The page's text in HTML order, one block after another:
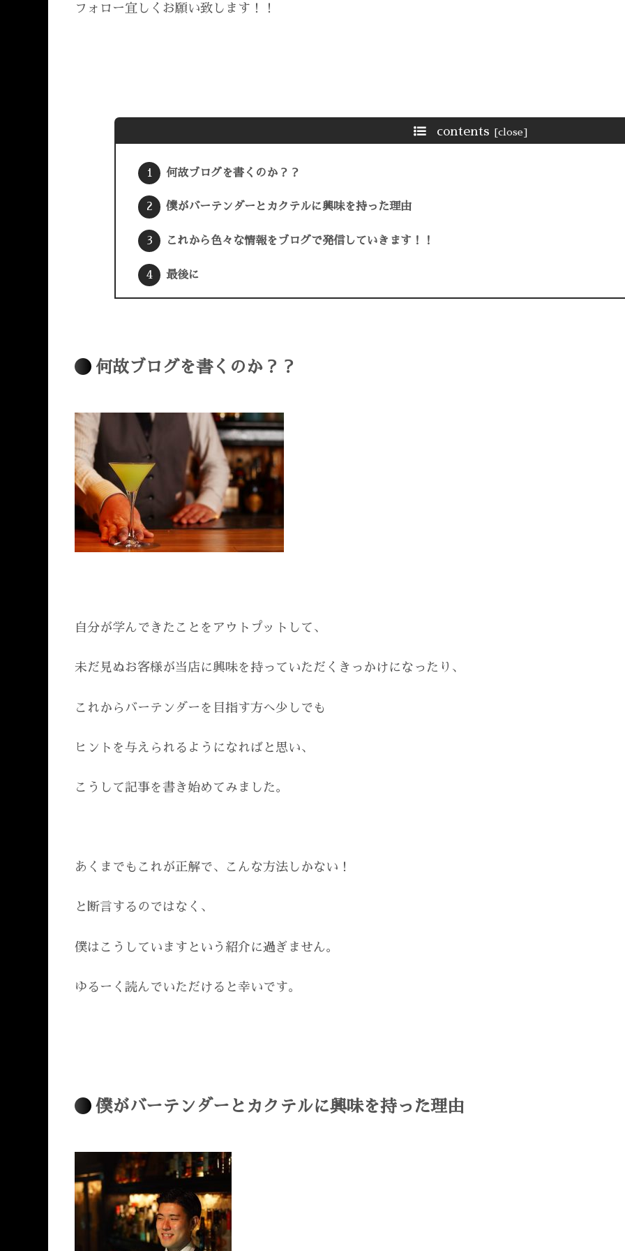
フォロー宜しくお願い致します！！
contents
何故ブログを書くのか？？
僕がバーテンダーとカクテルに興味を持った理由
これから色々な情報をブログで発信していきます！！
最後に
何故ブログを書くのか？？
自分が学んできたことをアウトプットして、
未だ見ぬお客様が当店に興味を持っていただくきっかけになったり、
これからバーテンダーを目指す方へ少しでも
ヒントを与えられるようになればと思い、
こうして記事を書き始めてみました。
あくまでもこれが正解で、こんな方法しかない！
と断言するのではなく、
僕はこうしていますという紹介に過ぎません。
ゆるーく読んでいただけると幸いです。
僕がバーテンダーとカクテルに興味を持った理由